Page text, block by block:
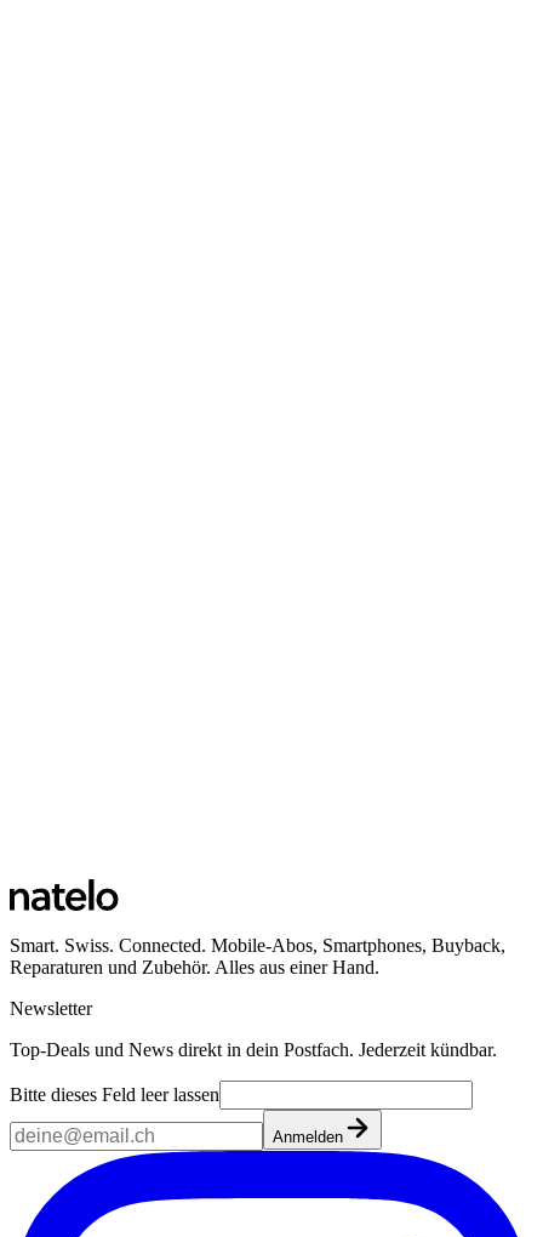
Smart. Swiss. Connected. Mobile-Abos, Smartphones, Buyback,
Reparaturen und Zubehör. Alles aus einer Hand.
Newsletter
Top-Deals und News direkt in dein Postfach. Jederzeit kündbar.
Bitte dieses Feld leer lassen
Anmelden